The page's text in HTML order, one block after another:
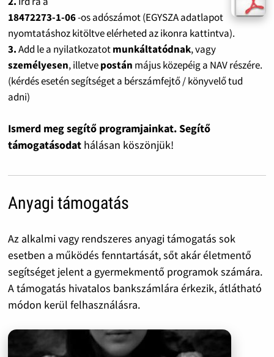
18472273-1-06-os adószámot (EGYSZA adatlapot
nyomtatáshoz kitöltve elérheted az ikonra kattintva).
3.Add le a nyilatkozatotmunkáltatódnak, vagy
személyesen, illetvepostán május közepéig a NAV részére.
(kérdés esetén segítséget a bérszámfejtő / könyvelő tud
adni)
Ismerd meg segítő programjainkat. Segítő
támogatásodat hálásan köszönjük!
Anyagi támogatás
Az alkalmi vagy rendszeres anyagi támogatás sok
esetben a működés fenntartását, sőt akár életmentő
segítséget jelent a gyermekmentő programok számára.
A támogatás hivatalos bankszámlára érkezik, átlátható
módon kerül felhasználásra.